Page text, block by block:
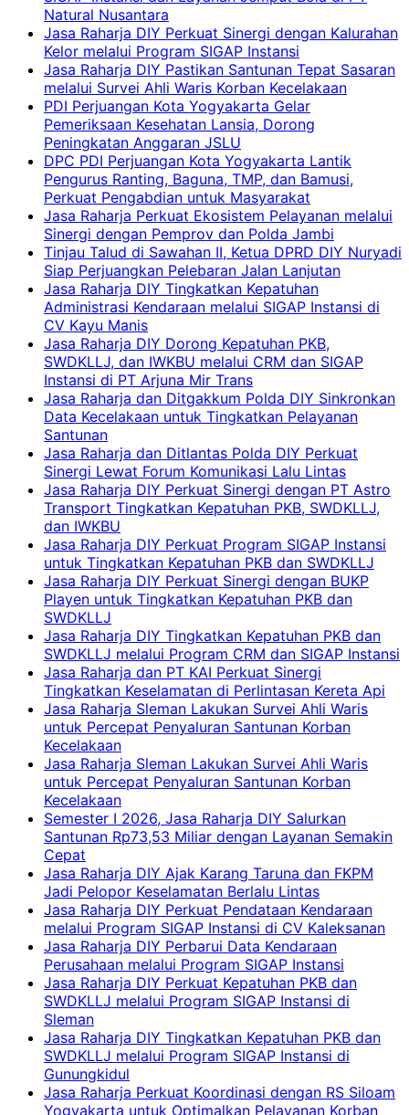
Natural Nusantara
Jasa Raharja DIY Perkuat Sinergi dengan Kalurahan
Kelor melalui Program SIGAP Instansi
Jasa Raharja DIY Pastikan Santunan Tepat Sasaran
melalui Survei Ahli Waris Korban Kecelakaan
PDI Perjuangan Kota Yogyakarta Gelar
Pemeriksaan Kesehatan Lansia, Dorong
Peningkatan Anggaran JSLU
DPC PDI Perjuangan Kota Yogyakarta Lantik
Pengurus Ranting, Baguna, TMP, dan Bamusi,
Perkuat Pengabdian untuk Masyarakat
Jasa Raharja Perkuat Ekosistem Pelayanan melalui
Sinergi dengan Pemprov dan Polda Jambi
Tinjau Talud di Sawahan II, Ketua DPRD DIY Nuryadi
Siap Perjuangkan Pelebaran Jalan Lanjutan
Jasa Raharja DIY Tingkatkan Kepatuhan
Administrasi Kendaraan melalui SIGAP Instansi di
CV Kayu Manis
Jasa Raharja DIY Dorong Kepatuhan PKB,
SWDKLLJ, dan IWKBU melalui CRM dan SIGAP
Instansi di PT Arjuna Mir Trans
Jasa Raharja dan Ditgakkum Polda DIY Sinkronkan
Data Kecelakaan untuk Tingkatkan Pelayanan
Santunan
Jasa Raharja dan Ditlantas Polda DIY Perkuat
Sinergi Lewat Forum Komunikasi Lalu Lintas
Jasa Raharja DIY Perkuat Sinergi dengan PT Astro
Transport Tingkatkan Kepatuhan PKB, SWDKLLJ,
dan IWKBU
Jasa Raharja DIY Perkuat Program SIGAP Instansi
untuk Tingkatkan Kepatuhan PKB dan SWDKLLJ
Jasa Raharja DIY Perkuat Sinergi dengan BUKP
Playen untuk Tingkatkan Kepatuhan PKB dan
SWDKLLJ
Jasa Raharja DIY Tingkatkan Kepatuhan PKB dan
SWDKLLJ melalui Program CRM dan SIGAP Instansi
Jasa Raharja dan PT KAI Perkuat Sinergi
Tingkatkan Keselamatan di Perlintasan Kereta Api
Jasa Raharja Sleman Lakukan Survei Ahli Waris
untuk Percepat Penyaluran Santunan Korban
Kecelakaan
Jasa Raharja Sleman Lakukan Survei Ahli Waris
untuk Percepat Penyaluran Santunan Korban
Kecelakaan
Semester I 2026, Jasa Raharja DIY Salurkan
Santunan Rp73,53 Miliar dengan Layanan Semakin
Cepat
Jasa Raharja DIY Ajak Karang Taruna dan FKPM
Jadi Pelopor Keselamatan Berlalu Lintas
Jasa Raharja DIY Perkuat Pendataan Kendaraan
melalui Program SIGAP Instansi di CV Kaleksanan
Jasa Raharja DIY Perbarui Data Kendaraan
Perusahaan melalui Program SIGAP Instansi
Jasa Raharja DIY Perkuat Kepatuhan PKB dan
SWDKLLJ melalui Program SIGAP Instansi di
Sleman
Jasa Raharja DIY Tingkatkan Kepatuhan PKB dan
SWDKLLJ melalui Program SIGAP Instansi di
Gunungkidul
Jasa Raharja Perkuat Koordinasi dengan RS Siloam
Yogyakarta untuk Optimalkan Pelayanan Korban